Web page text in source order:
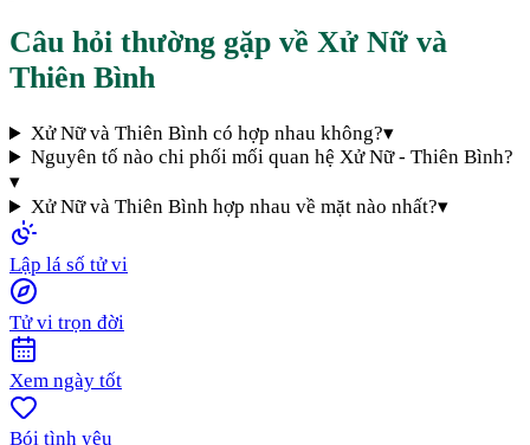
Câu hỏi thường gặp về Xử Nữ và
Thiên Bình
Xử Nữ và Thiên Bình có hợp nhau không?▾
Nguyên tố nào chi phối mối quan hệ Xử Nữ - Thiên Bình?
▾
Xử Nữ và Thiên Bình hợp nhau về mặt nào nhất?▾
Lập lá số tử vi
Tử vi trọn đời
Xem ngày tốt
Bói tình yêu